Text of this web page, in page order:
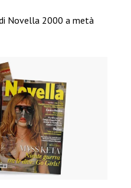
Novella 2000 a metà